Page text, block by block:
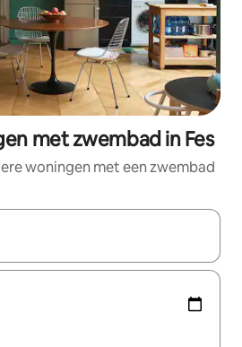
met zwembad in Fes
woningen met een zwembad
beschikbaar zijn, maak je een keuze